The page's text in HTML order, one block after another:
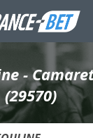
-
(29570)